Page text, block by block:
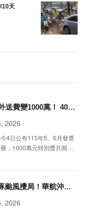
10天
送費變1000萬！ 40張
發票」獎落6縣市
2026
4日公布115年5、6月發票
，1000萬元特別獎共開出
颱風攪局！華航沖繩
動一次看
2026